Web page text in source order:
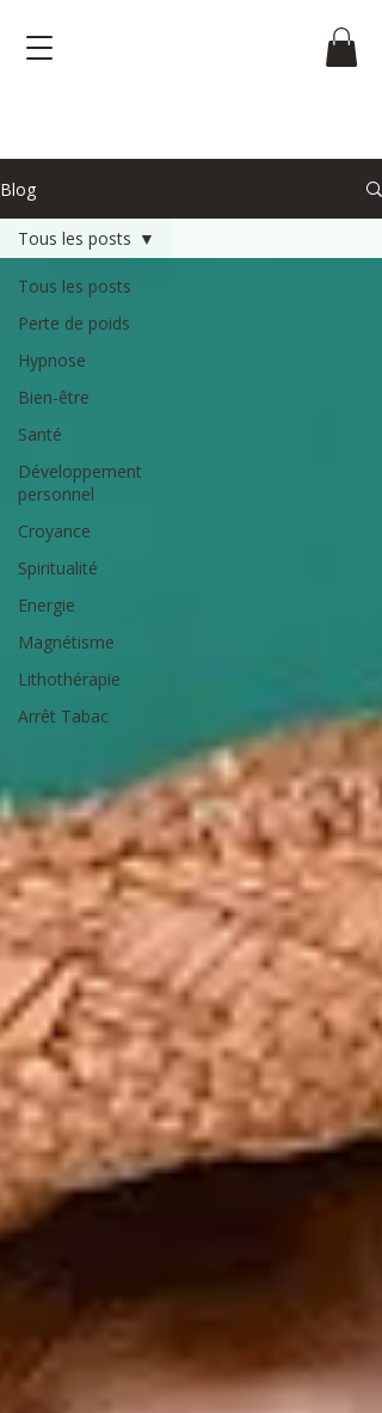
Blog
Tous les posts
Perte de poids
Hypnose
Bien-être
Santé
Développement
personnel
Croyance
Spiritualité
Energie
Magnétisme
Lithothérapie
Arrêt Tabac
Tous les posts